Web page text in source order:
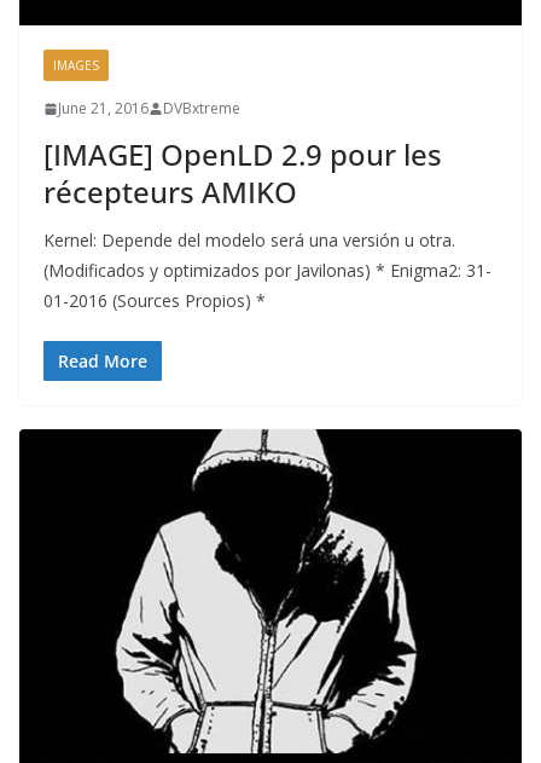
IMAGES
June 21, 2016 DVBxtreme
[IMAGE] OpenLD 2.9 pour les
récepteurs AMIKO
Kernel: Depende del modelo será una versión u otra.
(Modificados y optimizados por Javilonas) * Enigma2: 31-
01-2016 (Sources Propios) *
Read More